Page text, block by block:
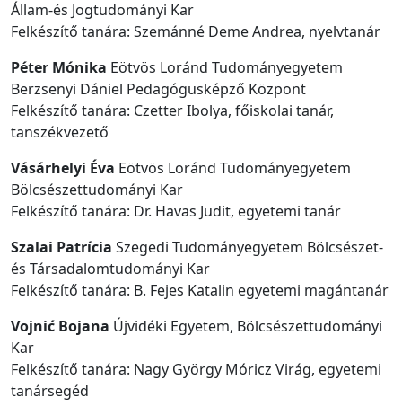
Állam-és Jogtudományi Kar
Felkészítő tanára: Szemánné Deme Andrea, nyelvtanár
Péter Mónika Eötvös Loránd Tudományegyetem
Berzsenyi Dániel Pedagógusképző Központ
Felkészítő tanára: Czetter Ibolya, főiskolai tanár,
tanszékvezető
Vásárhelyi Éva Eötvös Loránd Tudományegyetem
Bölcsészettudományi Kar
Felkészítő tanára: Dr. Havas Judit, egyetemi tanár
Szalai Patrícia Szegedi Tudományegyetem Bölcsészet-
és Társadalomtudományi Kar
Felkészítő tanára: B. Fejes Katalin egyetemi magántanár
Vojnić Bojana Újvidéki Egyetem, Bölcsészettudományi
Kar
Felkészítő tanára: Nagy György Móricz Virág, egyetemi
tanársegéd